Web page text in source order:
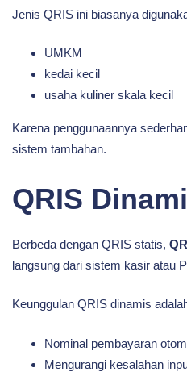
Jenis QRIS ini biasanya
UMKM
kedai kecil
usaha kuliner skala kecil
Karena penggunaannya
sistem tambahan.
QRIS
Berbeda dengan QRIS statis,
langsung dari sistem kasir atau
Keunggulan QRIS dinamis
Nominal pembayaran
Mengurangi kesalahan